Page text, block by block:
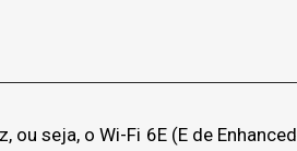
seja, o Wi-Fi 6E (E de Enhanced